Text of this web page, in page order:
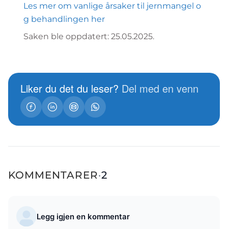
Les mer om vanlige årsaker til jernmangel o
g behandlingen her
Saken ble oppdatert: 25.05.2025.
Liker du det du leser? Del med en venn
KOMMENTARER·2
Legg igjen en kommentar